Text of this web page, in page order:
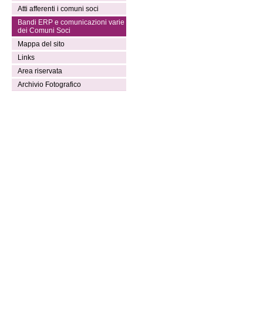
Atti afferenti i comuni soci
Bandi ERP e comunicazioni varie
dei Comuni Soci
Mappa del sito
Links
Area riservata
Archivio Fotografico